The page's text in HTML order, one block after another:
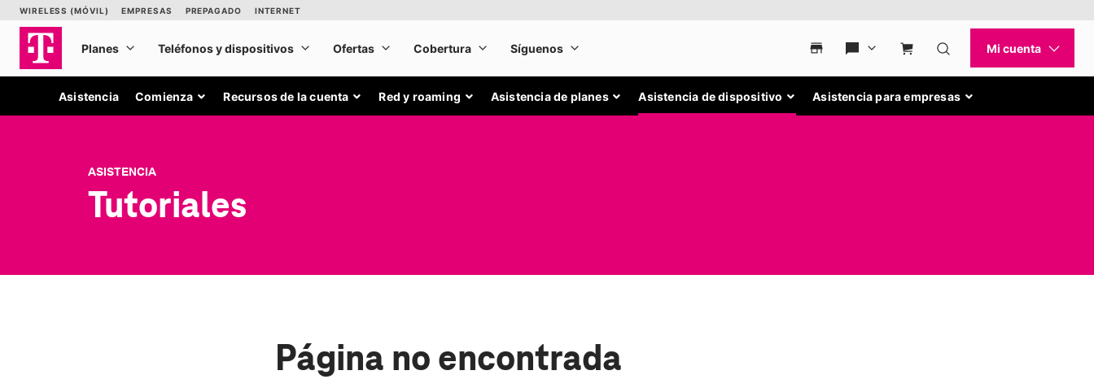
Asistencia Comienza Recursos de la cuenta Red y roaming Asistencia de planes Asistencia de dispositivo Asistencia para empresas
ASISTENCIA
Tutoriales